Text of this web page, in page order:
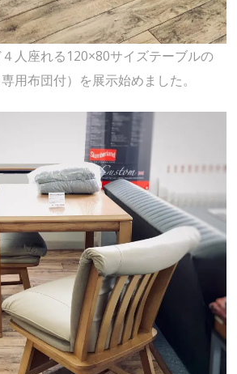
人座れる120×80サイズテーブルの
用布団付）を展示始めました。